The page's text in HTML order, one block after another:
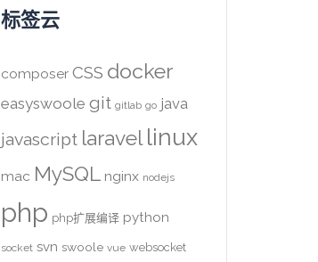
标签云
composer CSS docker
easyswoole git gitlab go java
javascript laravel linux
mac MySQL nginx nodejs
php php扩展编译 python
socket svn swoole vue websocket